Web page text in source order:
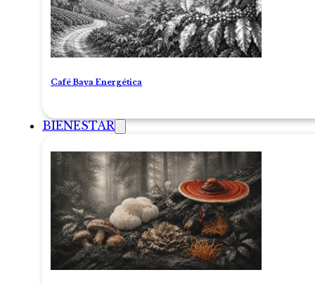
Café Baya Energética
BIENESTAR